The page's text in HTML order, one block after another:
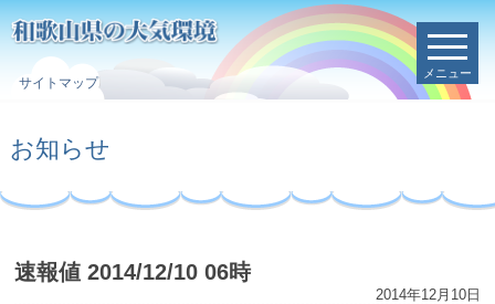
サイトマップ
メニュー
お知らせ
速報値 2014/12/10 06時
2014年12月10日